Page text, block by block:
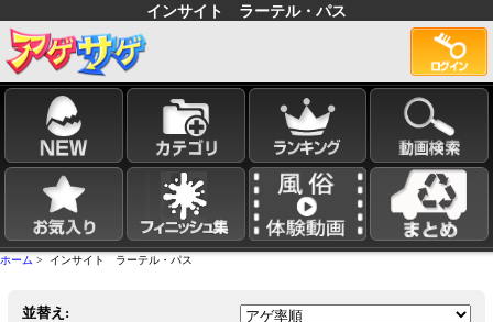
インサイト ラーテル・パス
ホーム > インサイト ラーテル・パス
並替え: